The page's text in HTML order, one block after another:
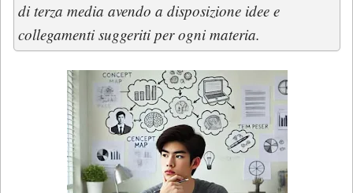
di terza media avendo a disposizione idee e
collegamenti suggeriti per ogni materia.